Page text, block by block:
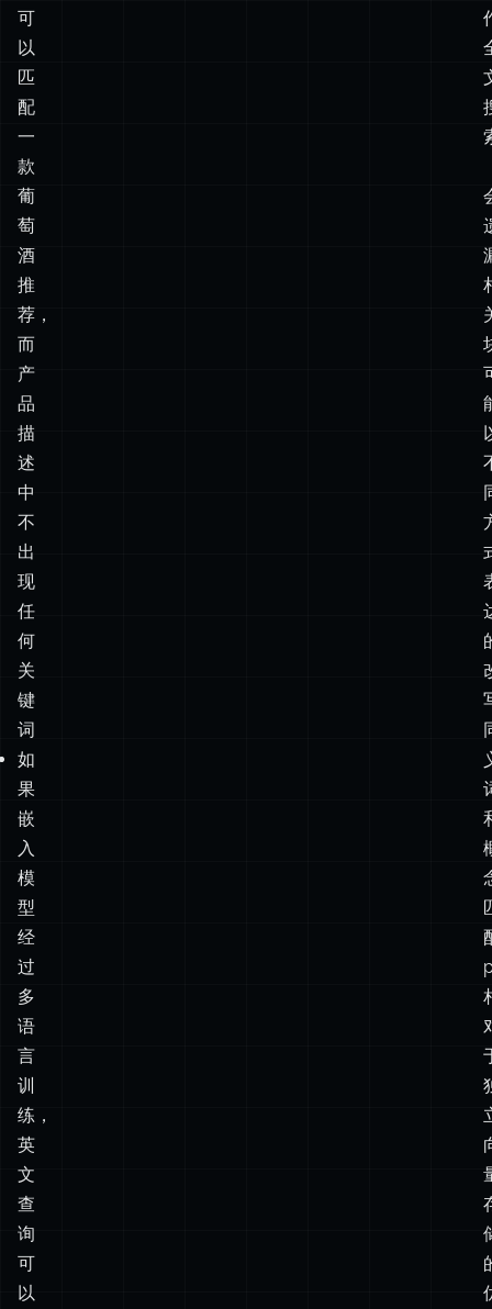
夏
夜
的
小
酌”
可
以
匹
配
一
款
葡
萄
酒
推
荐，
而
产
品
描
述
中
不
出
现
任
何
关
键
词
如
果
嵌
入
模
型
经
过
多
语
言
训
练，
英